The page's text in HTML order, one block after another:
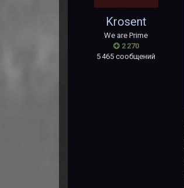
Krosent
We are Prime
2 270
5 465 сообщений